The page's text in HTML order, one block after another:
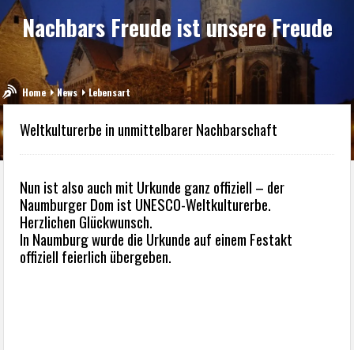
Nachbars Freude ist unsere Freude
Home News Lebensart
Weltkulturerbe in unmittelbarer Nachbarschaft
Nun ist also auch mit Urkunde ganz offiziell – der
Naumburger Dom ist UNESCO-Weltkulturerbe.
Herzlichen Glückwunsch.
In Naumburg wurde die Urkunde auf einem Festakt
offiziell feierlich übergeben.